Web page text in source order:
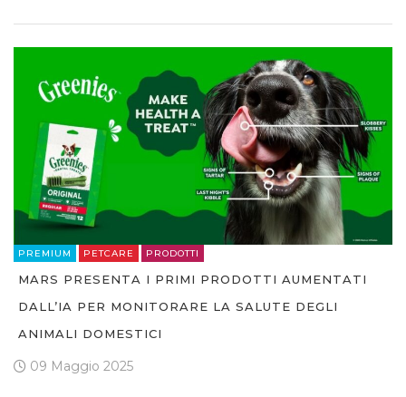
PREMIUM PETCARE PRODOTTI
MARS PRESENTA I PRIMI PRODOTTI AUMENTATI
DALL’IA PER MONITORARE LA SALUTE DEGLI
ANIMALI DOMESTICI
09 Maggio 2025